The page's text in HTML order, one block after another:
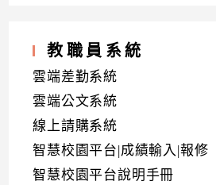
教職員系統
雲端差勤系統
雲端公文系統
線上請購系統
智慧校園平台|成績輸入|報修
智慧校園平台說明手冊